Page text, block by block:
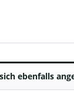
ebenfalls